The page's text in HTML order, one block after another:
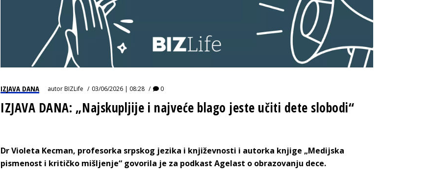
IZJAVA DANA autorBIZLife 03/06/2026 | 08:28 0
IZJAVA DANA: „Najskupljije i najveće blago jeste učiti dete slobodi“
Dr Violeta Kecman, profesorka srpskog jezika i književnosti i autorka knjige „Medijska
pismenost i kritičko mišljenje“ govorila je za podkast Agelast o obrazovanju dece.